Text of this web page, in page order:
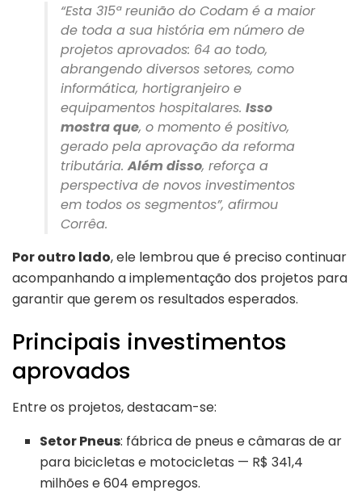
“Esta 315ª reunião do Codam é a maior
de toda a sua história em número de
projetos aprovados: 64 ao todo,
abrangendo diversos setores, como
informática, hortigranjeiro e
equipamentos hospitalares. Isso
mostra que, o momento é positivo,
gerado pela aprovação da reforma
tributária.Além disso, reforça a
perspectiva de novos investimentos
em todos os segmentos”, afirmou
Corrêa.
Por outro lado, ele lembrou que é preciso continuar
acompanhando a implementação dos projetos para
garantir que gerem os resultados esperados.
Principais investimentos
aprovados
Entre os projetos, destacam-se:
Setor Pneus: fábrica de pneus e câmaras de ar
para bicicletas e motocicletas — R$ 341,4
milhões e 604 empregos.